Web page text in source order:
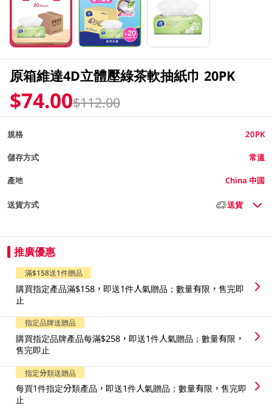
原箱維達4D立體壓綠茶軟抽紙巾 20PK
$74.00$112.00
規格 20PK
儲存方式 常溫
產地 China 中國
送貨方式 送貨
推廣優惠
滿$158送1件贈品
購買指定產品滿$158，即送1件人氣贈品；數量有限，售完即
止
指定品牌送贈品
購買指定品牌產品每滿$258，即送1件人氣贈品；數量有限，
售完即止
指定分類送贈品
每買1件指定分類產品，即送1件人氣贈品；數量有限，售完即
止